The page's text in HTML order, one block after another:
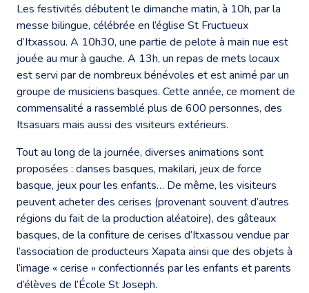
Les festivités débutent le dimanche matin, à 10h, par la
messe bilingue, célébrée en l’église St Fructueux
d’Itxassou. A 10h30, une partie de pelote à main nue est
jouée au mur à gauche. A 13h, un repas de mets locaux
est servi par de nombreux bénévoles et est animé par un
groupe de musiciens basques. Cette année, ce moment de
commensalité a rassemblé plus de 600 personnes, des
Itsasuars mais aussi des visiteurs extérieurs.
Tout au long de la journée, diverses animations sont
proposées : danses basques, makilari, jeux de force
basque, jeux pour les enfants… De même, les visiteurs
peuvent acheter des cerises (provenant souvent d’autres
régions du fait de la production aléatoire), des gâteaux
basques, de la confiture de cerises d’Itxassou vendue par
l’association de producteurs Xapata ainsi que des objets à
l’image « cerise » confectionnés par les enfants et parents
d’élèves de l’École St Joseph.